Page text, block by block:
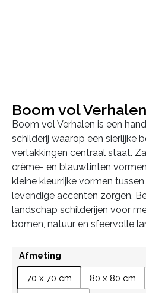
Boom vol Verhalen
Boom vol Verhalen is een
schilderij waarop een sierlijke
vertakkingen centraal staat.
crème- en blauwtinten
kleine kleurrijke vormen
levendige accenten zorgen.
landschap schilderijen voor
bomen, natuur en sfeervolle
Afmeting
70 x 70 cm 80 x 80 cm